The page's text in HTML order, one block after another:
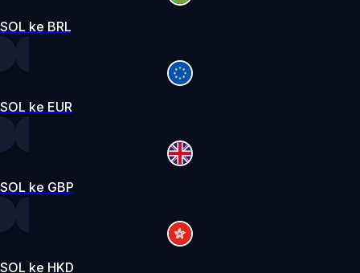
SOL ke BRL
SOL ke EUR
SOL ke GBP
SOL ke HKD